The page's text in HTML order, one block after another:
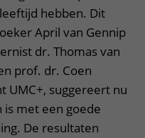
hebben. Dit
April van Gennip
dr. Thomas van
prof. dr. Coen
UMC+, suggereert nu
met een goede
De resultaten